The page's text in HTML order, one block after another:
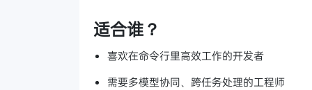
适合谁？
喜欢在命令行里高效工作的开发者
需要多模型协同、跨任务处理的工程师